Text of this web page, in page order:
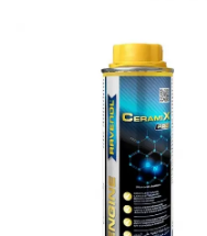
KENŐANYAGOK
VISZKOZITÁSOK